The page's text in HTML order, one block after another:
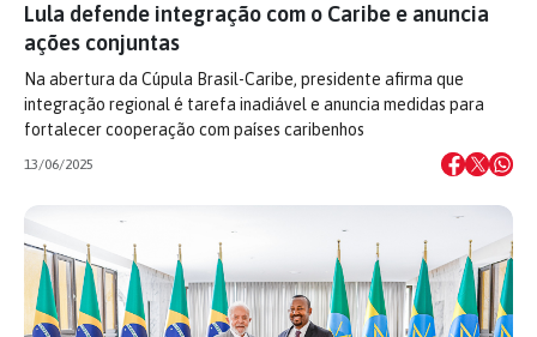
Lula defende integração com o Caribe e anuncia
ações conjuntas
Na abertura da Cúpula Brasil-Caribe, presidente afirma que
integração regional é tarefa inadiável e anuncia medidas para
fortalecer cooperação com países caribenhos
13/06/2025